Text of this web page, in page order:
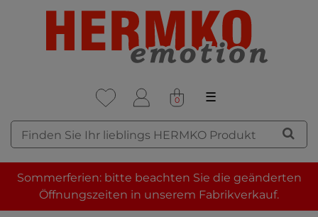
0 ☰
Sommerferien: bitte beachten Sie die geänderten
Öffnungszeiten in unserem Fabrikverkauf.